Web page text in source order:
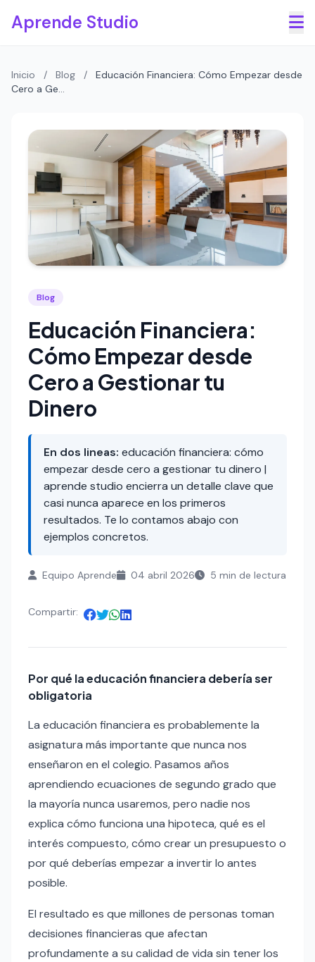
Aprende Studio
Inicio / Blog /
Educación Financiera: Cómo Empezar desde
Cero a Ge...
Blog
Educación Financiera:
Cómo Empezar desde
Cero a Gestionar tu
Dinero
En dos lineas: educación financiera: cómo
empezar desde cero a gestionar tu dinero |
aprende studio encierra un detalle clave que
casi nunca aparece en los primeros
resultados. Te lo contamos abajo con
ejemplos concretos.
Equipo Aprende 04 abril 2026 5 min de lectura
Compartir:
Por qué la educación financiera debería ser
obligatoria
La educación financiera es probablemente la
asignatura más importante que nunca nos
enseñaron en el colegio. Pasamos años
aprendiendo ecuaciones de segundo grado que
la mayoría nunca usaremos, pero nadie nos
explica cómo funciona una hipoteca, qué es el
interés compuesto, cómo crear un presupuesto o
por qué deberías empezar a invertir lo antes
posible.
El resultado es que millones de personas toman
decisiones financieras que afectan
profundamente a su calidad de vida sin tener los